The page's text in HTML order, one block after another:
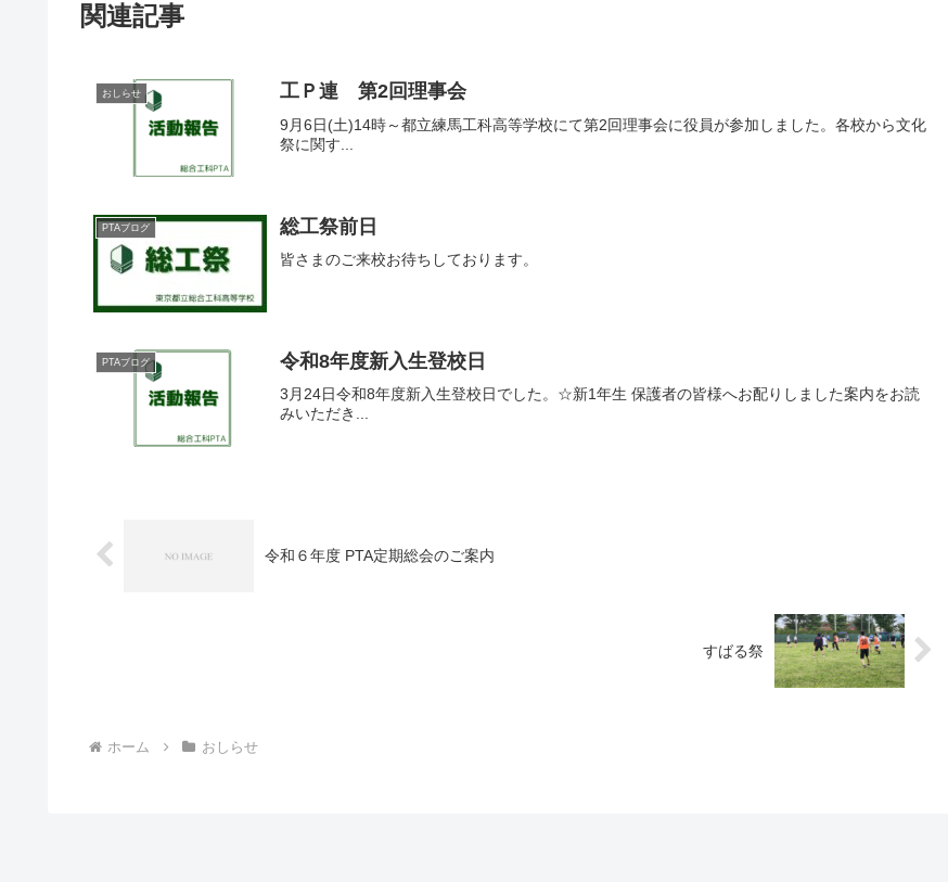
関連記事
おしらせ 工Ｐ連 第2回理事会
9月6日(土)14時～都立練馬工科高等学校にて第2回理事会に役員が参加しました。各校から文化
祭に関す...
PTAブログ 総工祭前日
皆さまのご来校お待ちしております。
PTAブログ 令和8年度新入生登校日
3月24日令和8年度新入生登校日でした。☆新1年生 保護者の皆様へお配りしました案内をお読
みいただき...
令和６年度 PTA定期総会のご案内
すばる祭
ホーム おしらせ